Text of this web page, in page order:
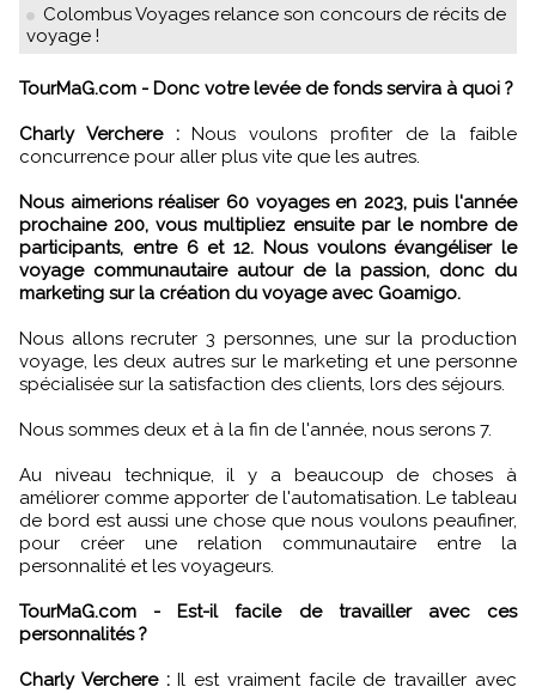
Colombus Voyages relance son concours de récits de
voyage !
TourMaG.com - Donc votre levée de fonds servira à quoi ?
Charly Verchere :Nous voulons profiter de la faible
concurrence pour aller plus vite que les autres.
Nous aimerions réaliser 60 voyages en 2023, puis l'année
prochaine 200, vous multipliez ensuite par le nombre de
participants, entre 6 et 12. Nous voulons évangéliser le
voyage communautaire autour de la passion, donc du
marketing sur la création du voyage avec Goamigo.
Nous allons recruter 3 personnes, une sur la production
voyage, les deux autres sur le marketing et une personne
spécialisée sur la satisfaction des clients, lors des séjours.
Nous sommes deux et à la fin de l'année, nous serons 7.
Au niveau technique, il y a beaucoup de choses à
améliorer comme apporter de l'automatisation. Le tableau
de bord est aussi une chose que nous voulons peaufiner,
pour créer une relation communautaire entre la
personnalité et les voyageurs.
TourMaG.com - Est-il facile de travailler avec ces
personnalités ?
Charly Verchere :Il est vraiment facile de travailler avec